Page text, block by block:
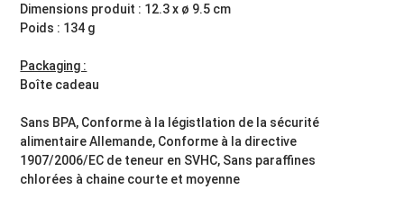
Dimensions produit : 12.3 x ø 9.5 cm
Poids : 134 g
Packaging :
Boîte cadeau
Sans BPA, Conforme à la légistlation de la sécurité
alimentaire Allemande, Conforme à la directive
1907/2006/EC de teneur en SVHC, Sans paraffines
chlorées à chaine courte et moyenne